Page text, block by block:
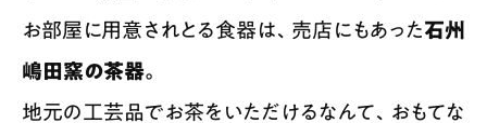
お部屋に用意されとる食器は、売店にもあった石州
嶋田窯の茶器。
地元の工芸品でお茶をいただけるなんて、おもてな